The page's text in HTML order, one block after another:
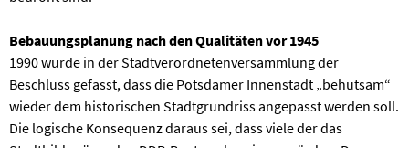
Bebauungsplanung nach den Qualitäten vor 1945
1990 wurde in der Stadtverordnetenversammlung der
Beschluss gefasst, dass die Potsdamer Innenstadt „behutsam“
wieder dem historischen Stadtgrundriss angepasst werden soll.
Die logische Konsequenz daraus sei, dass viele der das